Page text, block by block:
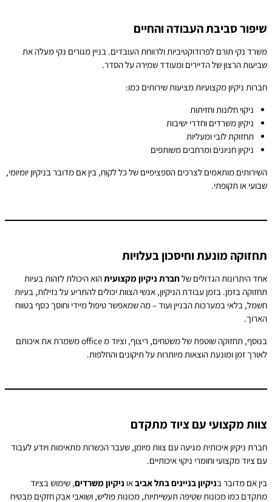
סביבת העבודה והחיים
נקי תורם לפרודוקטיביות ולרווחת העובדים. בניין מגורים נקי מעלה את
הרצון של הדיירים ומעודד שמירה על הסדר.
ניקיון מקצועיות מציעות שירותים כמו:
ניקוי חלונות וחזיתות
ניקיון משרדים וחדרי ישיבות
תחזוקת לובי ומעליות
ניקיון חניונים ומרחבים משותפים
מותאמים לצרכים הספציפיים של כל לקוח, בין אם מדובר בניקיון יומיומי,
או תקופתי.
מונעת וחיסכון בעלויות
היתרונות הגדולים שלחברת ניקיון מקצועיתהוא היכולת לזהות בעיות
בזמן. בזמן עבודת הניקיון, אנשי הצוות יכולים להתריע על נזילות, בעיות
בלאי במערכות הבניין ועוד – מה שמאפשר טיפול מיידי וחוסך כסף בטווח
בנוסף, תחזוקה שוטפת של משטחים, ריצוף, וציוד מ office משמרת את איכותם
זמן ומונעת הוצאות מיותרות על תיקונים והחלפות.
מקצועי עם ציוד מתקדם
ניקיון איכותית מגיעה עם צוות מיומן, שעבר הכשרות מתאימות ויודע לעבוד
ציוד מקצועי וחומרי ניקוי איכותיים.
אם מדובר בניקיון בניינים בתל אביבאוניקיון משרדים, שימוש בציוד
כמו מכונות שטיפה תעשייתיות, מכונות פוליש, ושואבי אבק חזקים מבטיח